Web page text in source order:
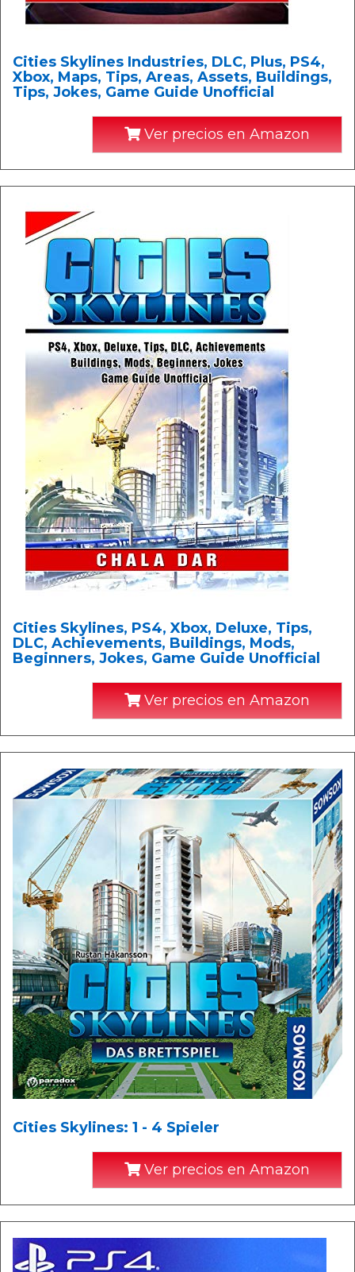
Cities Skylines Industries, DLC, Plus, PS4,
Xbox, Maps, Tips, Areas, Assets, Buildings,
Tips, Jokes, Game Guide Unofficial
Ver precios en Amazon
Cities Skylines, PS4, Xbox, Deluxe, Tips,
DLC, Achievements, Buildings, Mods,
Beginners, Jokes, Game Guide Unofficial
Ver precios en Amazon
Cities Skylines: 1 - 4 Spieler
Ver precios en Amazon